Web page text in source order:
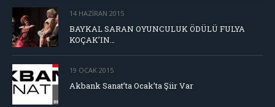
14 HAZIRAN 2015
BAYKAL SARAN OYUNCULUK ÖDÜLÜ FULYA
KOÇAK’IN…
19 OCAK 2015
Akbank Sanat’ta Ocak’ta Şiir Var